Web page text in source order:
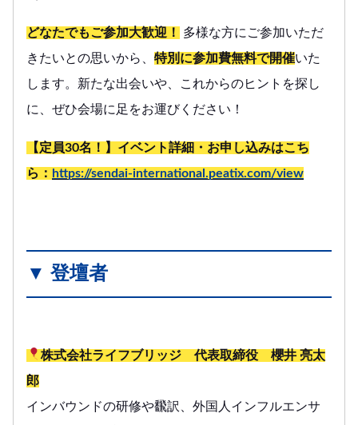
どなたでもご参加大歓迎！
多様な方にご参加いただ
きたいとの思いから、 特別に参加費無料で開催いた
します。新たな出会いや、これからのヒントを探し
に、ぜひ会場に足をお運びください！
【定員30名！】イベント詳細・お申し込みはこち
ら： https://sendai-international.peatix.com/view
▼ 登壇者
株式会社ライフブリッジ 代表取締役 櫻井 亮太
郎
インバウンドの研修や飜訳、外国人インフルエンサ